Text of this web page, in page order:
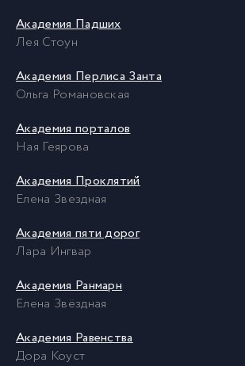
Академия Падших
Лея Стоун
Академия Перлиса Занта
Ольга Романовская
Академия порталов
Ная Геярова
Академия Проклятий
Елена Звездная
Академия пяти дорог
Лара Ингвар
Академия Ранмарн
Елена Звёздная
Академия Равенства
Дора Коуст